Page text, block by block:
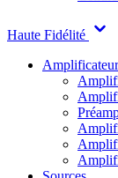
Haute Fidélité